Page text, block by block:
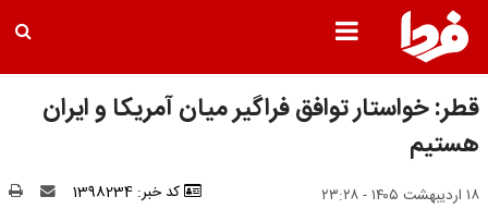
قطر: خواستار توافق فراگیر میان آمریکا و ایران
هستیم
۱۸ اردیبهشت ۱۴۰۵ - ۲۳:۲۸ کد خبر: 1398234